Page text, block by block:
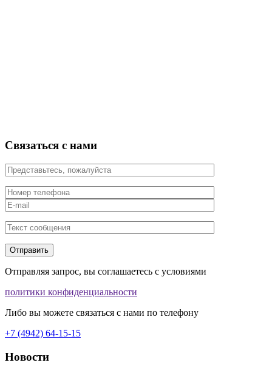
Связаться с нами
Отправляя запрос, вы соглашаетесь с условиями
политики конфиденциальности
Либо вы можете связаться с нами по телефону
+7 (4942) 64-15-15
Новости